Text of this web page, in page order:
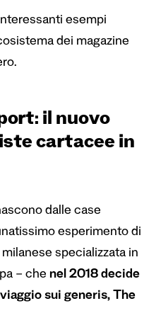
esempi
dei magazine
il nuovo
cartacee in
dalle case
esperimento di
specializzata in
– che nel 2018 decide
sui generis, The